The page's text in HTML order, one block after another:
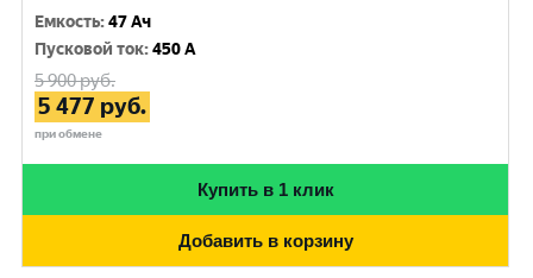
Емкость:47 Ач
Пусковой ток:450 A
5 900руб.
5 477 руб.
при обмене
Купить в 1 клик
Добавить в корзину